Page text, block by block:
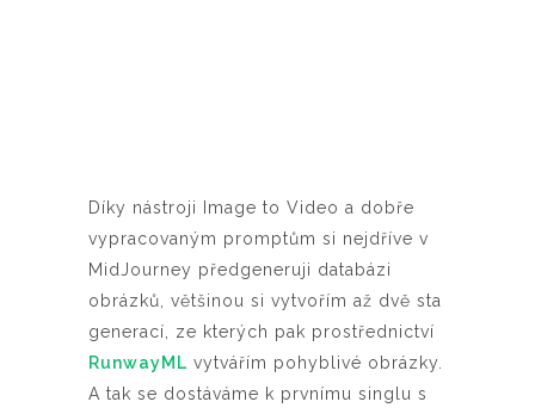
Díky nástroji Image to Video a dobře
vypracovaným promptům si nejdříve v
MidJourney předgeneruji databázi
obrázků, většinou si vytvořím až dvě sta
generací, ze kterých pak prostřednictví
RunwayML vytvářím pohyblivé obrázky.
A tak se dostáváme k prvnímu singlu s